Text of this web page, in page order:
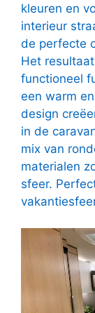
kleuren en
interieur
de perfecte
Het
functioneel
een warm
design
in de
mix van
materialen
sfeer.